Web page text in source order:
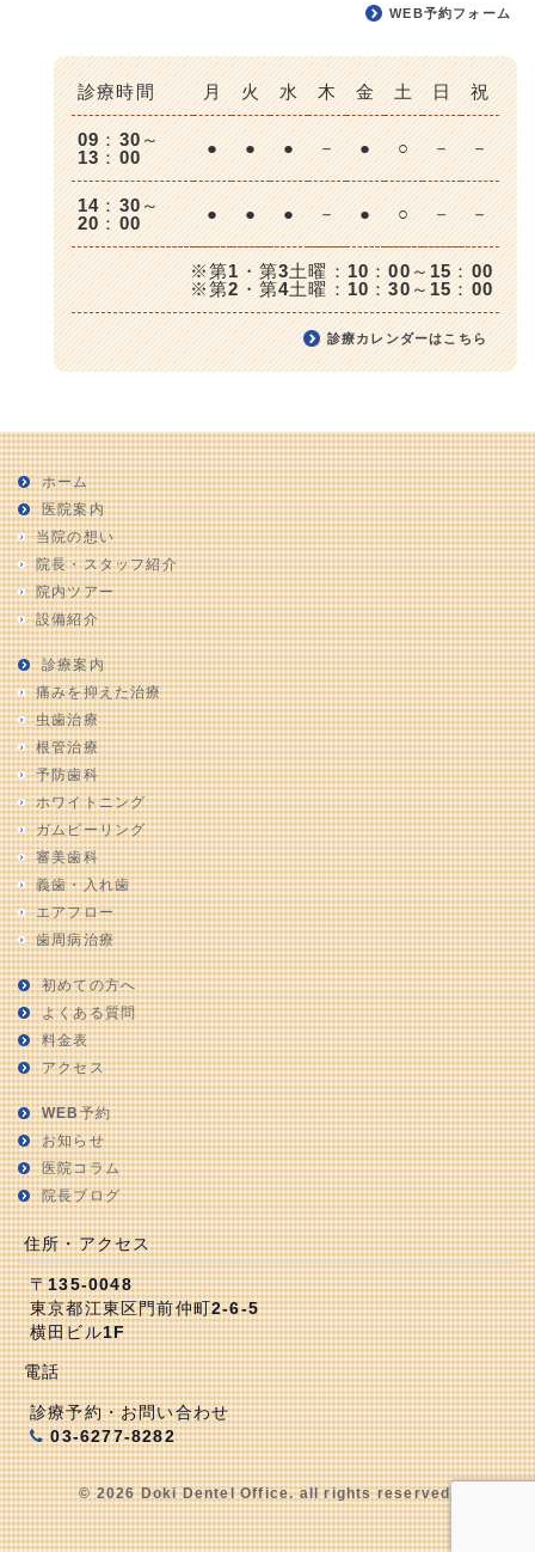
WEB予約フォーム
診療時間 月 火 水 木 金 土 日 祝
09：30～
13：00
● ● ● － ● ○ － －
14：30～
20：00
● ● ● － ● ○ － －
※第1・第3土曜：10：00～15：00
※第2・第4土曜：10：30～15：00
診療カレンダーはこちら
ホーム
医院案内
当院の想い
院長・スタッフ紹介
院内ツアー
設備紹介
診療案内
痛みを抑えた治療
虫歯治療
根管治療
予防歯科
ホワイトニング
ガムピーリング
審美歯科
義歯・入れ歯
エアフロー
歯周病治療
初めての方へ
よくある質問
料金表
アクセス
WEB予約
お知らせ
医院コラム
院長ブログ
住所・アクセス
〒135-0048
東京都江東区門前仲町2-6-5
横田ビル1F
電話
診療予約・お問い合わせ
03-6277-8282
© 2026 Doki Dentel Office. all rights reserved.